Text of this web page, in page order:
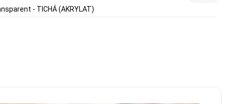
- TICHÁ (AKRYLAT)